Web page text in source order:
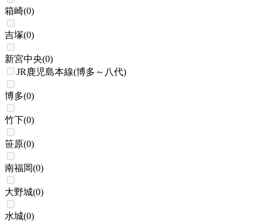
箱崎(0)
吉塚(0)
新宮中央(0)
JR鹿児島本線(博多～八代)
博多(0)
竹下(0)
笹原(0)
南福岡(0)
大野城(0)
水城(0)